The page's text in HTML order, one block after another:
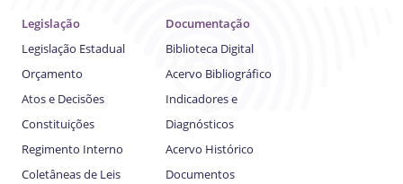
Legislação
Legislação Estadual
Orçamento
Atos e Decisões
Constituições
Regimento Interno
Coletâneas de Leis
Documentação
Biblioteca Digital
Acervo Bibliográfico
Indicadores e
Diagnósticos
Acervo Histórico
Documentos